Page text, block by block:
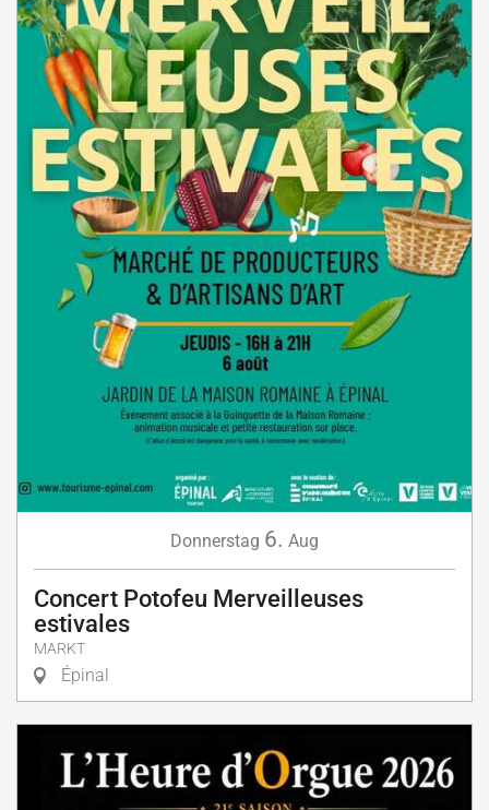
Donnerstag 6. Aug
Concert Potofeu Merveilleuses
estivales
MARKT
Épinal